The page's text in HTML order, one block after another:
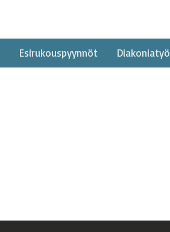
Esirukouspyynnöt Diakoniatyö